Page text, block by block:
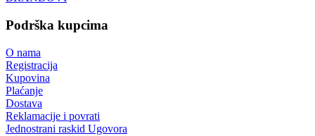
Podrška kupcima
O nama
Registracija
Kupovina
Plaćanje
Dostava
Reklamacije i povrati
Jednostrani raskid Ugovora